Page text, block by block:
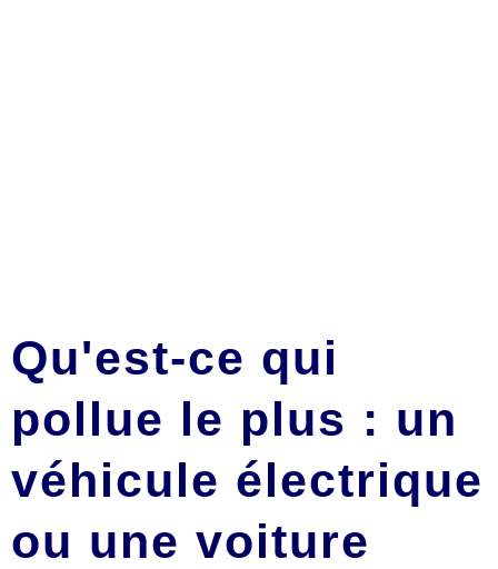
Qu'est-ce qui
pollue le plus : un
véhicule électrique
ou une voiture